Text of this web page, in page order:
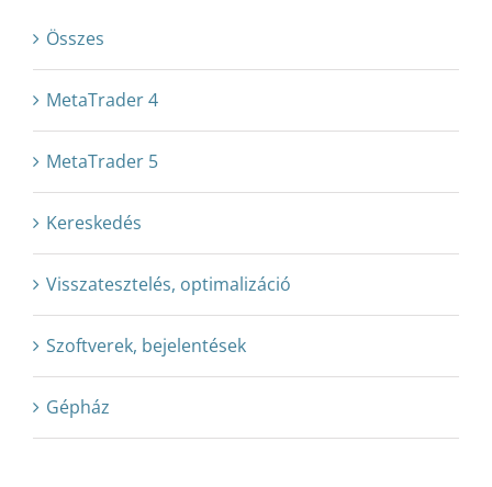
Összes
MetaTrader 4
MetaTrader 5
Kereskedés
Visszatesztelés, optimalizáció
Szoftverek, bejelentések
Gépház